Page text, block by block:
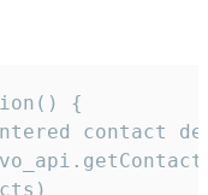
{
contact